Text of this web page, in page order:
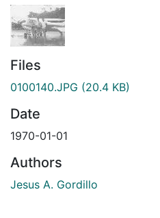
Files
0100140.JPG (20.4 KB)
Date
1970-01-01
Authors
Jesus A. Gordillo